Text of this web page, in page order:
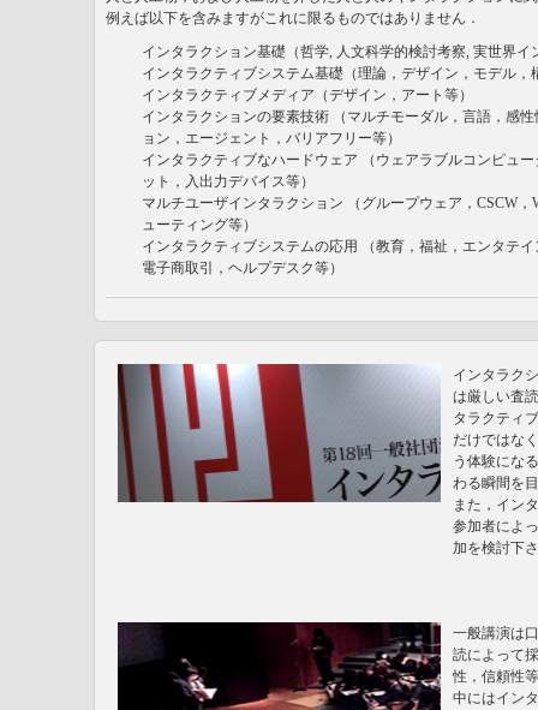
例えば以下を含みますがこれに限るものではありません．
インタラクション基礎（哲学, 人文科学的検討考察, 実世界イ
インタラクティブシステム基礎（理論，デザイン，モデル，
インタラクティブメディア（デザイン，アート等）
インタラクションの要素技術 （マルチモーダル，言語，感
ョン，エージェント，バリアフリー等）
インタラクティブなハードウェア （ウェアラブルコンピュ
ット，入出力デバイス等）
マルチユーザインタラクション （グループウェア，CSCW
ューティング等）
インタラクティブシステムの応用 （教育，福祉，エンタテ
電子商取引，ヘルプデスク等）
インタラク
は厳しい査
タラクティ
だけではな
う体験にな
わる瞬間を
また，イン
参加者によ
加を検討下
一般講演は
読によって
性，信頼性
中にはイン